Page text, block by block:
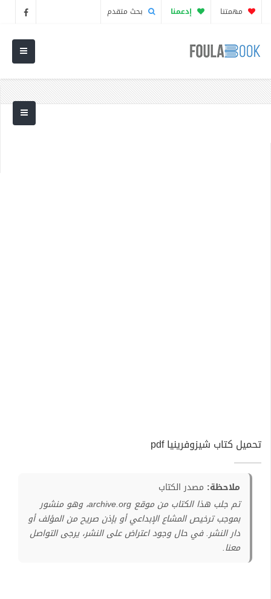
مهمتنا إدعمنا بحث متقدم
تحميل كتاب شيزوفرينيا pdf
ملاحظة: مصدر الكتاب
تم جلب هذا الكتاب من موقع archive.org، وهو منشور
بموجب ترخيص المشاع الإبداعي أو بإذن صريح من المؤلف أو
دار النشر. في حال وجود اعتراض على النشر، يرجى التواصل
معنا.